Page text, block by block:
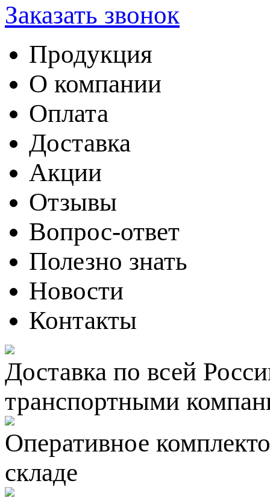
Заказать звонок
Продукция
О компании
Оплата
Доставка
Акции
Отзывы
Вопрос-ответ
Полезно знать
Новости
Контакты
Доставка по всей
транспортными
Оперативное
складе